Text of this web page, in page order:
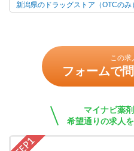
新潟県のドラッグストア（OTCのみ
この求
フォームで
マイナビ薬
希望通りの求人